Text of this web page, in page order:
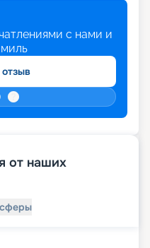
с нами и
от наших